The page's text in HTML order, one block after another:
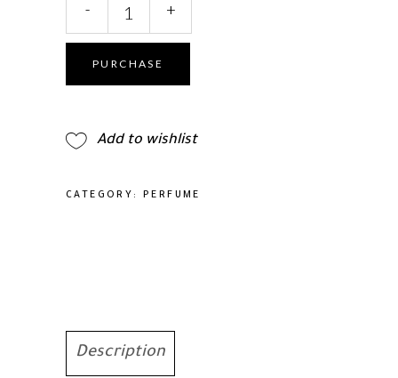
OUD
quantity
- +
PURCHASE
Add to wishlist
CATEGORY:PERFUME
Description